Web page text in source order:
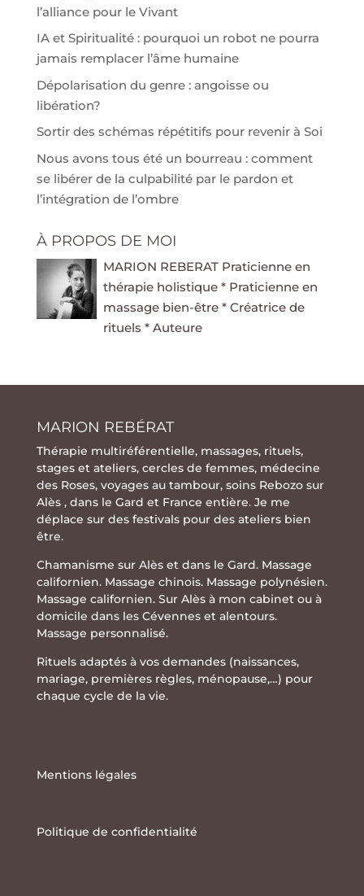
l’alliance pour le Vivant
IA et Spiritualité : pourquoi un robot ne pourra
jamais remplacer l’âme humaine
Dépolarisation du genre : angoisse ou
libération?
Sortir des schémas répétitifs pour revenir à Soi
Nous avons tous été un bourreau : comment
se libérer de la culpabilité par le pardon et
l’intégration de l’ombre
À PROPOS DE MOI
MARION REBERAT Praticienne en
thérapie holistique * Praticienne en
massage bien-être * Créatrice de
rituels * Auteure
MARION REBÉRAT
Thérapie multiréférentielle, massages, rituels,
stageset ateliers, cercles de femmes, médecine
des Roses, voyages au tambour, soins Rebozo sur
Alès , dans le Gard et France entière. Je me
déplace sur des festivals pour des ateliers bien
être.
Chamanisme sur Alès et dans le Gard. Massage
californien. Massage chinois. Massage polynésien.
Massage californien. Sur Alès à mon cabinet ou à
domicile dans les Cévennes et alentours.
Massage personnalisé.
Rituels adaptés à vos demandes (naissances,
mariage, premières règles, ménopause,…) pour
chaque cycle de la vie.
Mentions légales
Politique de confidentialité